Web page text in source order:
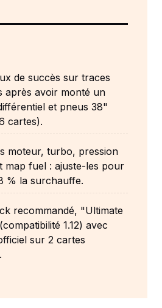
de succès sur traces
après avoir monté un
et pneus 38"
cartes).
moteur, turbo, pression
map fuel : ajuste-les pour
% la surchauffe.
recommandé, "Ultimate
1.12) avec
sur 2 cartes